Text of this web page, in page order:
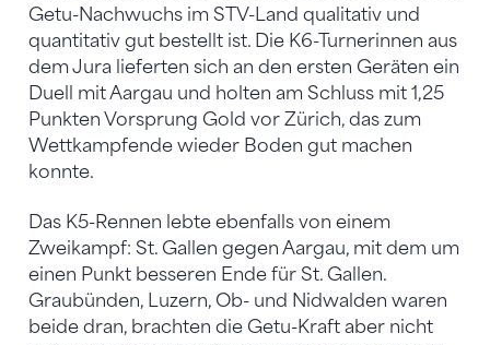
Getu-Nachwuchs im STV-Land qualitativ und
quantitativ gut bestellt ist. Die K6-Turnerinnen aus
dem Jura lieferten sich an den ersten Geräten ein
Duell mit Aargau und holten am Schluss mit 1,25
Punkten Vorsprung Gold vor Zürich, das zum
Wettkampfende wieder Boden gut machen
konnte.
Das K5-Rennen lebte ebenfalls von einem
Zweikampf: St. Gallen gegen Aargau, mit dem um
einen Punkt besseren Ende für St. Gallen.
Graubünden, Luzern, Ob- und Nidwalden waren
beide dran, brachten die Getu-Kraft aber nicht